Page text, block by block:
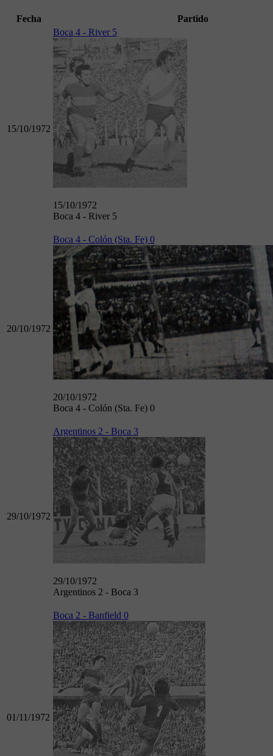
Fecha Partido
15/10/1972
Boca 4 - River 5
15/10/1972
Boca 4 - River 5
20/10/1972
Boca 4 - Colón (Sta. Fe) 0
20/10/1972
Boca 4 - Colón (Sta. Fe) 0
29/10/1972
Argentinos 2 - Boca 3
29/10/1972
Argentinos 2 - Boca 3
01/11/1972
Boca 2 - Banfield 0